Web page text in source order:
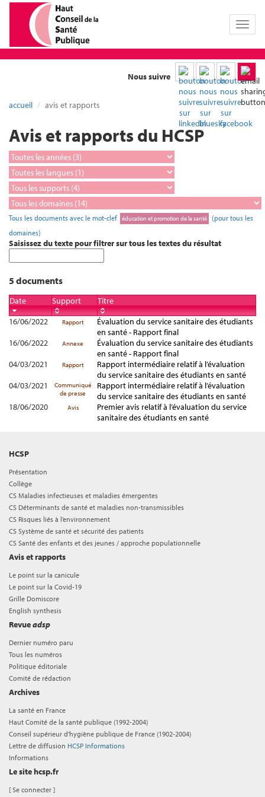
Toggle
Nous suivre
accueil avis et rapports
Avis et rapports du HCSP
Tous les documents avec le mot-clef éducation et promotion de la santé (pour tous les
domaines)
Saisissez du texte pour filtrer sur tous les textes du résultat
5 documents
Date Support
Titre
16/06/2022
Rapport
Évaluation du service sanitaire des étudiants
en santé - Rapport final
16/06/2022
Annexe
Évaluation du service sanitaire des étudiants
en santé - Rapport final
04/03/2021
Rapport
Rapport intermédiaire relatif à l’évaluation
du service sanitaire des étudiants en santé
04/03/2021
Communiqué
de presse
Rapport intermédiaire relatif à l’évaluation
du service sanitaire des étudiants en santé
18/06/2020
Avis
Premier avis relatif à l’évaluation du service
sanitaire des étudiants en santé
HCSP
Présentation
Collège
CS Maladies infectieuses et maladies émergentes
CS Déterminants de santé et maladies non-transmissibles
CS Risques liés à l’environnement
CS Système de santé et sécurité des patients
CS Santé des enfants et des jeunes / approche populationnelle
Avis et rapports
Le point sur la canicule
Le point sur la Covid-19
Grille Domiscore
English synthesis
Revueadsp
Dernier numéro paru
Tous les numéros
Politique éditoriale
Comité de rédaction
Archives
La santé en France
Haut Comité de la santé publique (1992-2004)
Conseil supérieur d'hygiène publique de France (1902-2004)
Lettre de diffusion HCSP Informations
Informations
Le site hcsp.fr
[Se connecter ]